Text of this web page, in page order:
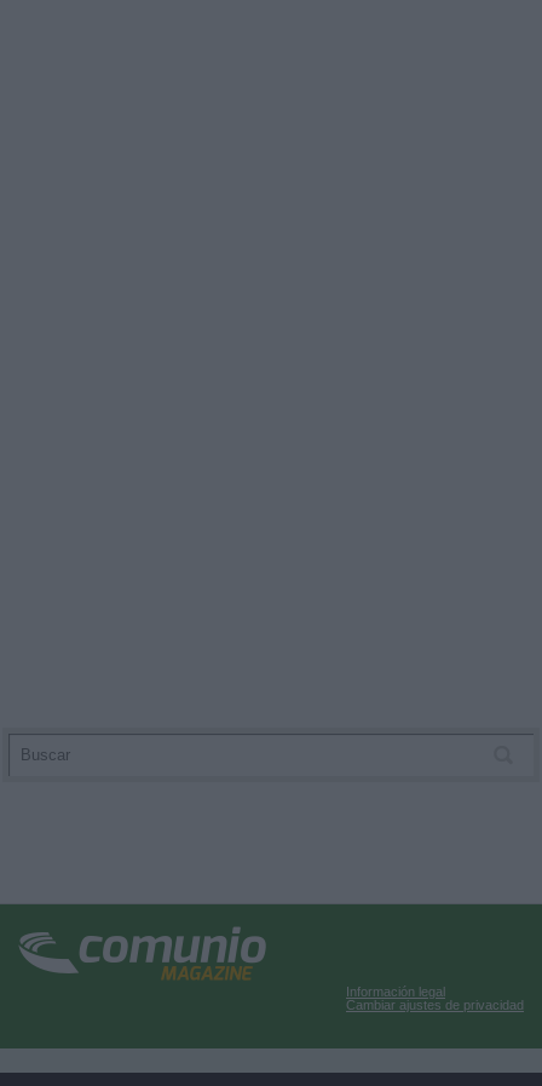
Información legal
Cambiar ajustes de privacidad